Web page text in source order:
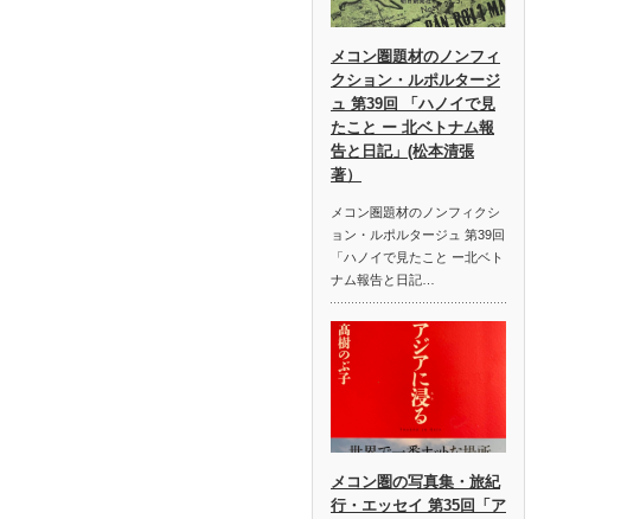
メコン圏題材のノンフィ
クション・ルポルタージ
ュ 第39回 「ハノイで見
たこと ー 北ベトナム報
告と日記」(松本清張
著）
メコン圏題材のノンフィクシ
ョン・ルポルタージュ 第39回
「ハノイで見たこと ー北ベト
ナム報告と日記…
メコン圏の写真集・旅紀
行・エッセイ 第35回「ア